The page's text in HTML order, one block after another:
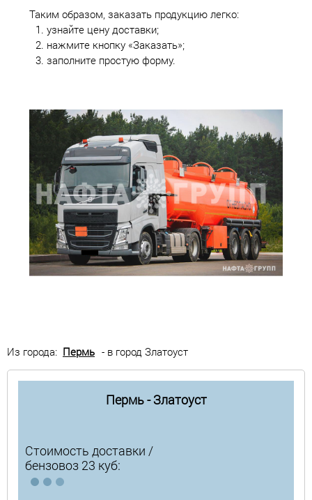
Таким образом, заказать продукцию легко:
узнайте цену доставки;
нажмите кнопку «Заказать»;
заполните простую форму.
Из города: Пермь - в город Златоуст
Пермь - Златоуст
Стоимость доставки /
бензовоз 23 куб: